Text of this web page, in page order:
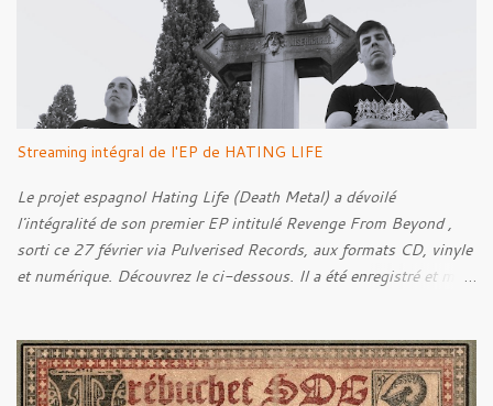
Streaming intégral de l'EP de HATING LIFE
Le projet espagnol Hating Life (Death Metal) a dévoilé
l'intégralité de son premier EP intitulé Revenge From Beyond ,
sorti ce 27 février via Pulverised Records, aux formats CD, vinyle
et numérique. Découvrez le ci-dessous. Il a été enregistré et mixé
Rebellion Against The Vile 05. Revenge From Beyond 06. The
Sense Of Fear